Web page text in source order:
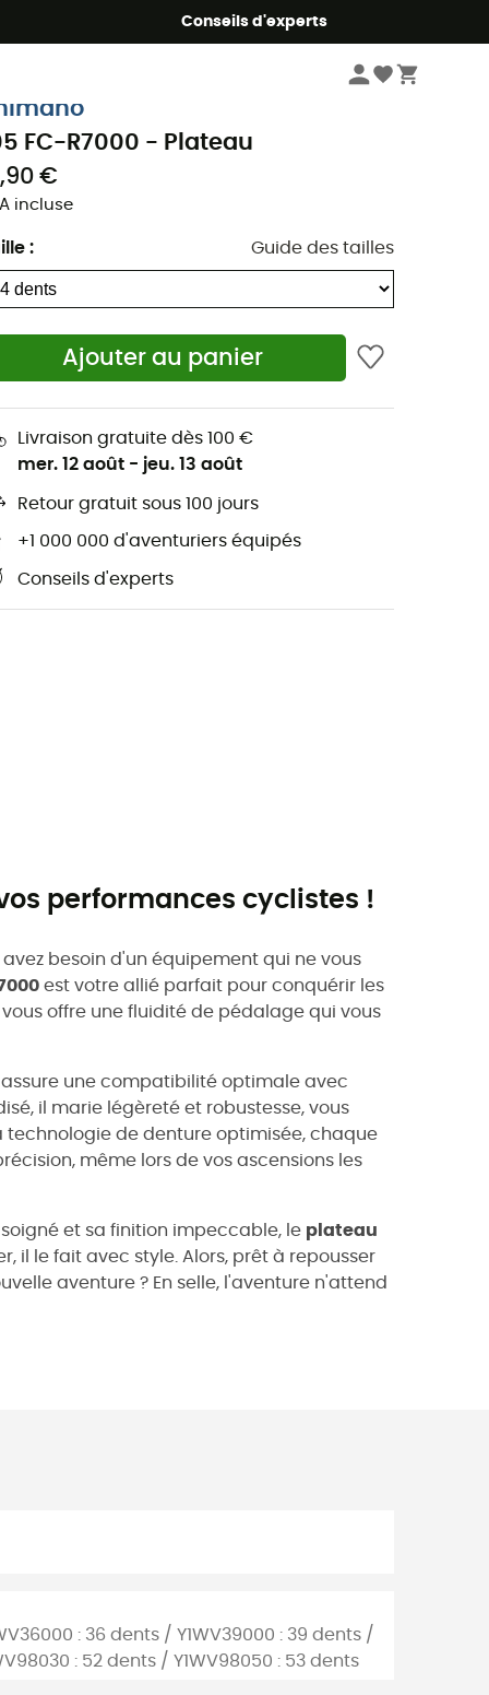
Conseils d'experts
Plateaux
FC-R7000 - Plateau
€
incluse
: Guide des tailles
Ajouter au panier
Livraison gratuite dès 100 €
mer. 12 août - jeu. 13 août
Retour gratuit sous 100 jours
+1 000 000 d'aventuriers équipés
Conseils d'experts
performances cyclistes !
besoin d'un équipement qui ne vous
est votre allié parfait pour conquérir les
offre une fluidité de pédalage qui vous
assure une compatibilité optimale avec
il marie légèreté et robustesse, vous
de denture optimisée, chaque
même lors de vos ascensions les
et sa finition impeccable, le plateau
il le fait avec style. Alors, prêt à repousser
aventure ? En selle, l'aventure n'attend
: 36 dents / Y1WV39000 : 39 dents /
: 52 dents / Y1WV98050 : 53 dents